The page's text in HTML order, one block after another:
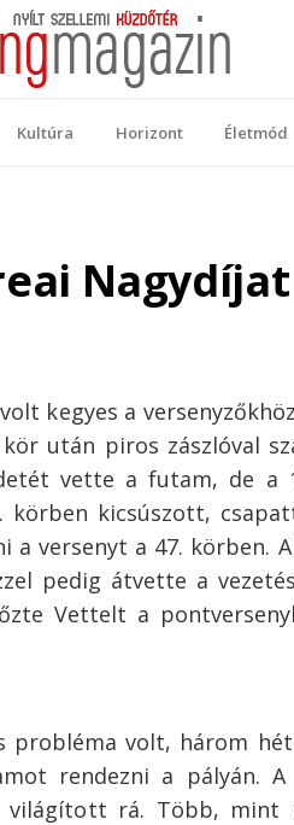
Kultúra Horizont Életmód
Nagydíjat
kegyes a
után piros zászlóval
vette a futam, de a
kicsúszott,
versenyt a 47. körben.
pedig átvette a
Vettelt a
probléma volt, három
rendezni a pályán. A
világított rá. Több, mint